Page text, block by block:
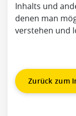
Inhalts und
denen man
verstehen und
Zurück zum